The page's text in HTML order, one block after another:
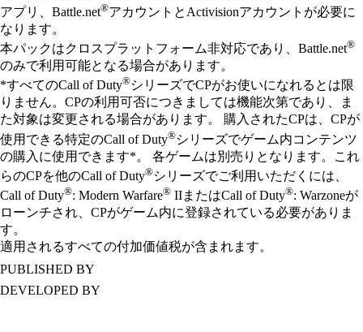
アプリ、Battle.net®アカウントとActivisionアカウントが必要に
なります。
本パックはクロスプラットフォーム非対応であり、Battle.net®
のみで利用可能となる場合があります。
*すべてのCall of Duty®シリーズでCPがお使いになれるとは限
りません。CPの利用可否につきましては機能次第であり、ま
た対象は変更される場合があります。 購入されたCPは、CPが
使用できる特定のCall of Duty®シリーズでゲーム内コンテンツ
の購入に使用できます*。 各ゲームは別売りとなります。これ
らのCPを他のCall of Duty®シリーズでご利用いただくには、
Call of Duty®: Modern Warfare® IIまたはCall of Duty®: Warzoneが
ローンチされ、CPがゲーム内に登録されている必要がありま
す。
適用されるすべての付加価値税が含まれます。
PUBLISHED BY
DEVELOPED BY